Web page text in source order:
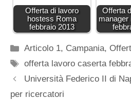
Offerta di lavoro
hostess Roma
febbraio 2013
Offerta
manager
Categorie
Articolo 1, Campania,
Tag
offerta lavoro caserta
Università Federico II di
per ricercatori